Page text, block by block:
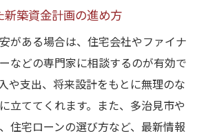
築資金計画の進め方
がある場合は、住宅会社やファイナ
などの専門家に相談するのが有効で
や支出、将来設計をもとに無理のな
立ててくれます。また、多治見市や
住宅ローンの選び方など、最新情報